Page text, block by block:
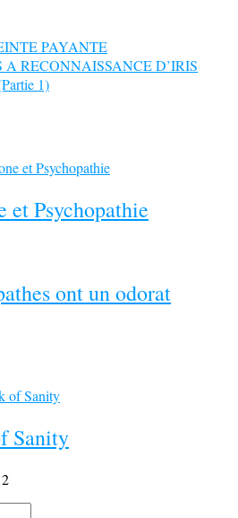
PAYANTE
A RECONNAISSANCE D’IRIS
1)
et Psychopathie
ont un odorat
Sanity